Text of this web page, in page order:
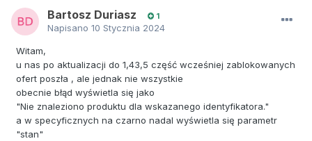
Bartosz Duriasz 1
Napisano 10 Stycznia 2024
Witam,
u nas po aktualizacji do 1,43,5 część wcześniej zablokowanych
ofert poszła , ale jednak nie wszystkie
obecnie błąd wyświetla się jako
"Nie znaleziono produktu dla wskazanego identyfikatora."
a w specyficznych na czarno nadal wyświetla się parametr
"stan"